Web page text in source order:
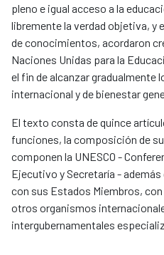
pleno e igual acceso a la
libremente la verdad objetiva, y
de conocimientos, acordaron
Naciones Unidas para la
el fin de alcanzar gradualmente
internacional y de bienestar
El texto consta de quince
funciones, la composición de
componen la UNESCO -
Ejecutivo y Secretaría -
con sus Estados Miembros,
otros organismos
intergubernamentales